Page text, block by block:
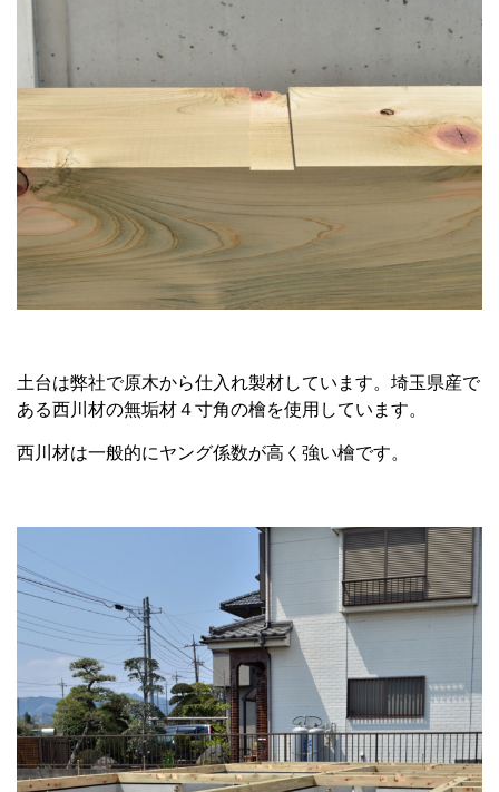
土台は弊社で原木から仕入れ製材しています。埼玉県産で
ある西川材の無垢材４寸角の檜を使用しています。
西川材は一般的にヤング係数が高く強い檜です。